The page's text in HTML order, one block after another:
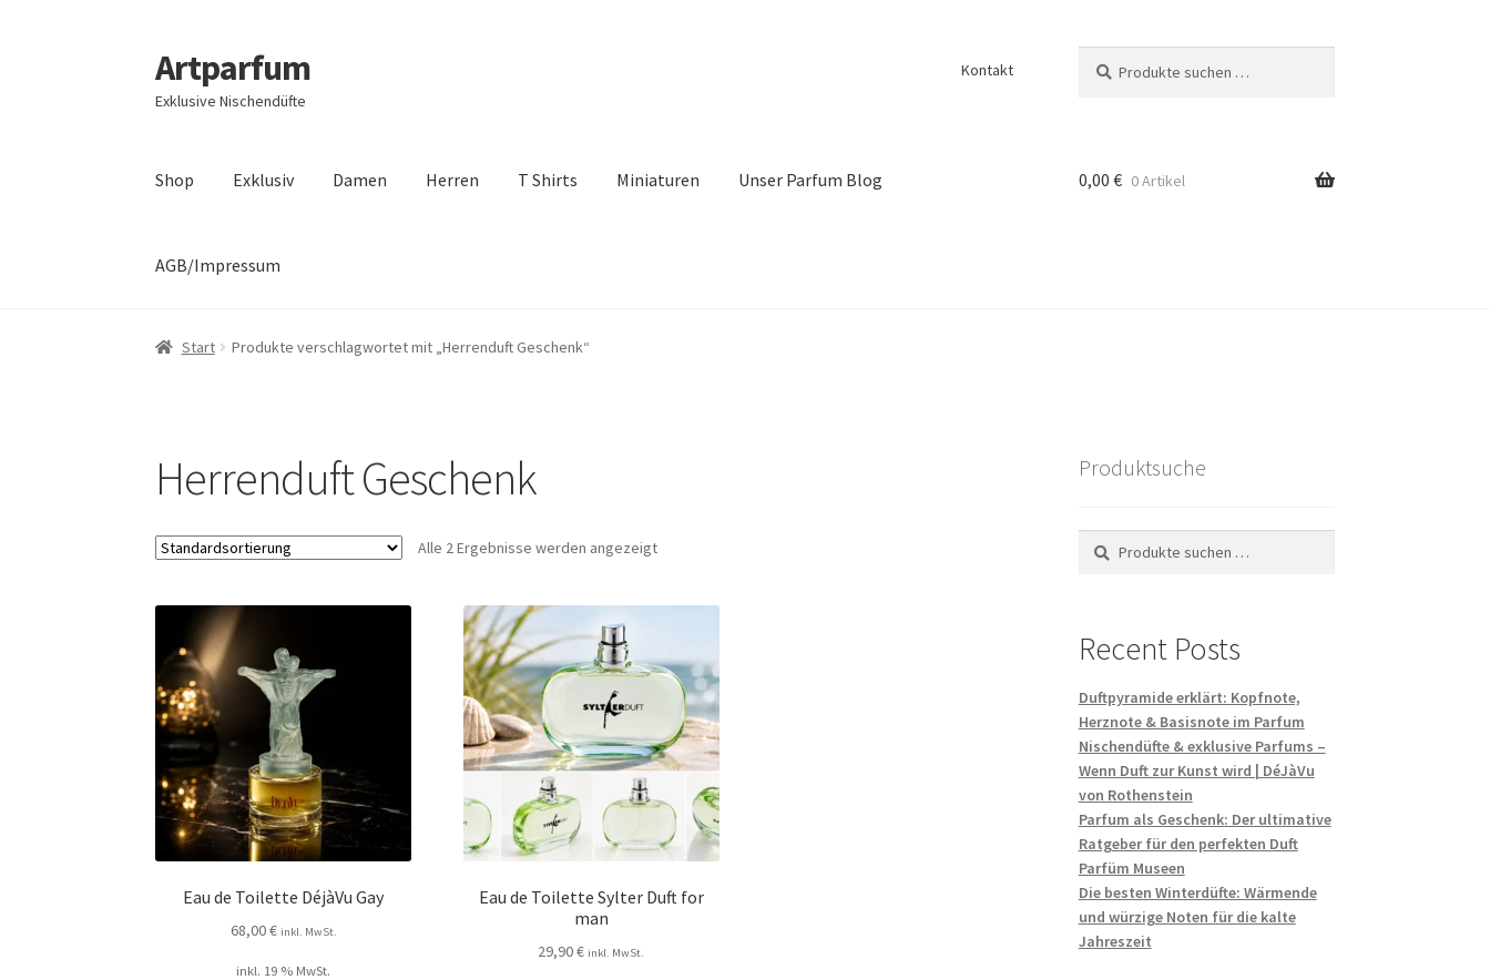
Zur
Navigation
springen
Zum
Inhalt
springen
Artparfum
Exklusive Nischendüfte
Kontakt
nach:
Shop Exklusiv Damen Herren T Shirts Miniaturen Unser Parfum Blog
AGB/Impressum
Start About AGB Cart Checkout Datenschutzbelehrung Kontakt
0,00 € 0 Artikel
Start Produkte verschlagwortet mit „Herrenduft Geschenk“
Herrenduft Geschenk
Alle 2 Ergebnisse werden angezeigt
Eau de Toilette DéjàVu Gay
68,00€ inkl. MwSt.
inkl. 19 % MwSt.
Eau de Toilette Sylter Duft for
man
29,90€ inkl. MwSt.
Produktsuche
Suchen
nach:
Suchen
Recent Posts
Duftpyramide erklärt: Kopfnote,
Herznote & Basisnote im Parfum
Nischendüfte & exklusive Parfums –
Wenn Duft zur Kunst wird | DéJàVu
von Rothenstein
Parfum als Geschenk: Der ultimative
Ratgeber für den perfekten Duft
Parfüm Museen
Die besten Winterdüfte: Wärmende
und würzige Noten für die kalte
Jahreszeit